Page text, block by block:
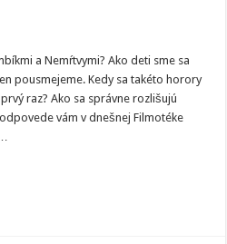
a Nemŕtvymi? Ako deti sme sa
pousmejeme. Kedy sa takéto horory
raz? Ako sa správne rozlišujú
vám v dnešnej Filmotéke